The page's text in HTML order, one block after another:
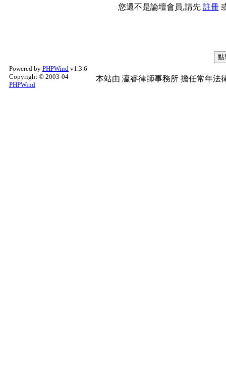
您還不是論壇會員,請先 註冊
Powered by PHPWind v1.3.6
Copyright © 2003-04
PHPWind
本站由 瀛睿律師事務所 擔任常年法